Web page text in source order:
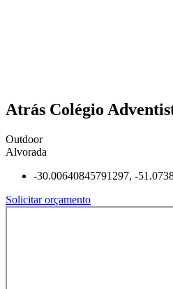
Atrás Colégio
Outdoor
Alvorada
-30.00640845791297, -
Solicitar orçamento